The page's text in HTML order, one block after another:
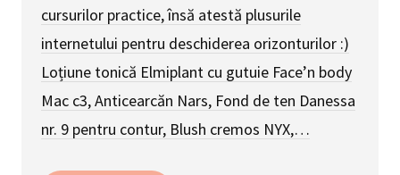
cursurilor practice, însă atestă plusurile
internetului pentru deschiderea orizonturilor :)
Loțiune tonică Elmiplant cu gutuie Face’n body
Mac c3, Anticearcăn Nars, Fond de ten Danessa
nr. 9 pentru contur, Blush cremos NYX,…